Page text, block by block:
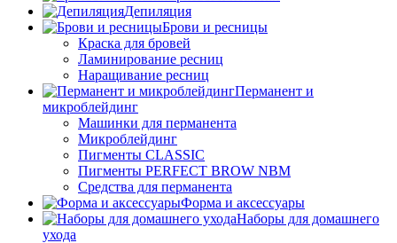
Депиляция
Брови и ресницы
Краска для бровей
Ламинирование ресниц
Наращивание ресниц
Перманент и
микроблейдинг
Машинки для перманента
Микроблейдинг
Пигменты CLASSIC
Пигменты PERFECT BROW NBM
Средства для перманента
Форма и аксессуары
Наборы для домашнего
ухода